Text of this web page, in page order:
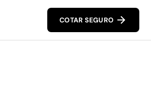
COTAR SEGURO